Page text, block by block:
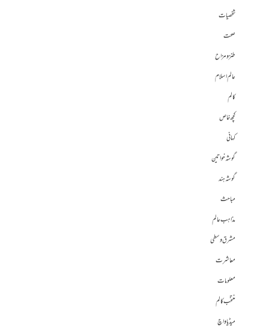
شخصیات
صحت
طنز و مزاح
عالم اسلام
کالم
کچھ خاص
کہانی
گوشہ خواتین
گوشہ ہند
مباحث
مذاہب عالم
مشرق وسطی
معاشرت
معلومات
منتخب کالم
میڈیا واچ